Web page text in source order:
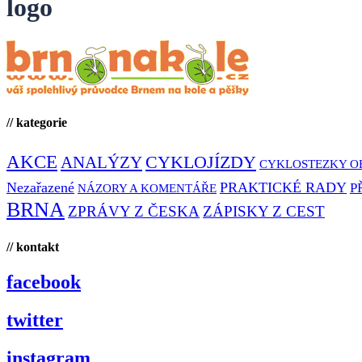
logo
// kategorie
AKCE ANALÝZY CYKLOJÍZDY CYKLOSTEZKY
Nezařazené NÁZORY A KOMENTÁŘE PRAKTICKÉ RADY
BRNA ZPRÁVY Z ČESKA ZÁPISKY Z CEST
// kontakt
facebook
twitter
instagram